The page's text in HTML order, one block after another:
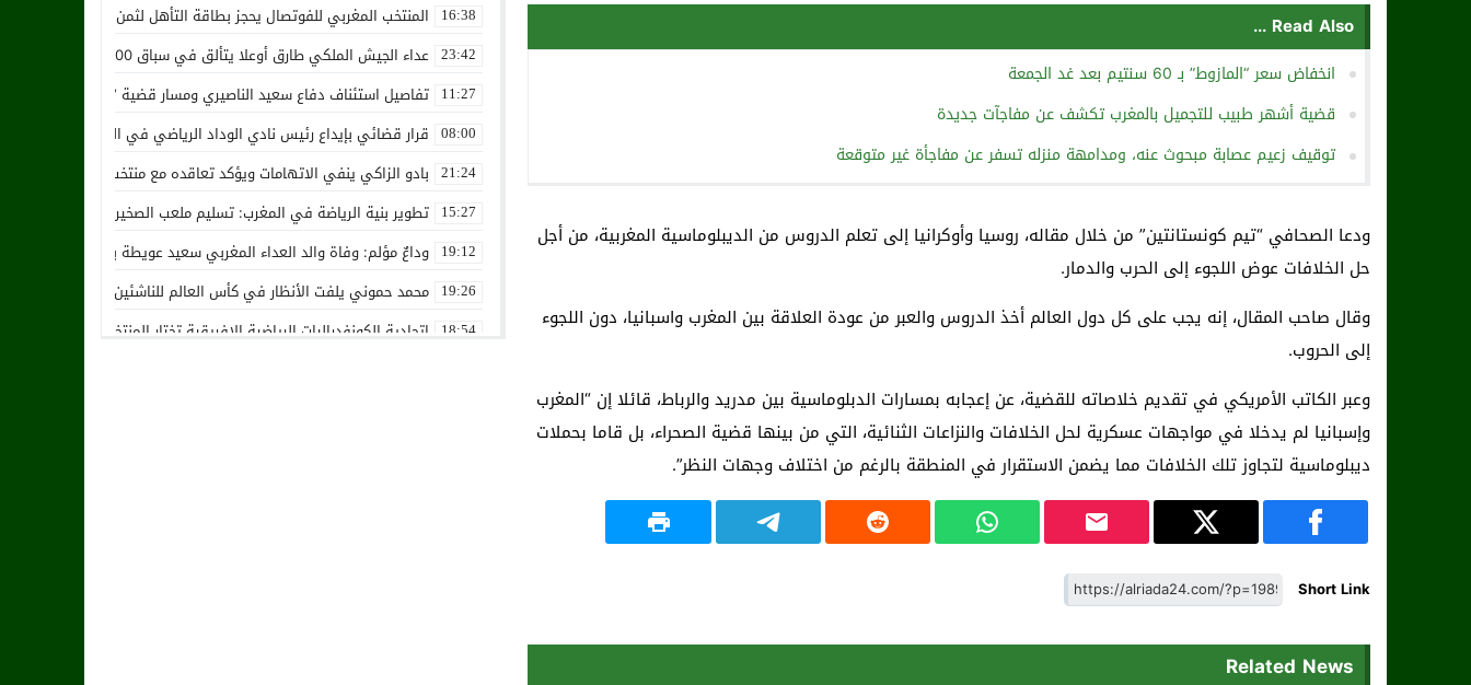
Read Also ...
انخفاض سعر “المازوط” بـ 60 سنتيم بعد غد الجمعة
قضية أشهر طبيب للتجميل بالمغرب تكشف عن مفاجآت جديدة
توقيف زعيم عصابة مبحوث عنه، ومدامهة منزله تسفر عن مفاجأة غير متوقعة
ودعا الصحافي “تيم كونستانتين” من خلال مقاله، روسيا وأوكرانيا إلى تعلم الدروس من الديبلوماسية المغربية، من أجل
حل الخلافات عوض اللجوء إلى الحرب والدمار.
وقال صاحب المقال، إنه يجب على كل دول العالم أخذ الدروس والعبر من عودة العلاقة بين المغرب واسبانيا، دون اللجوء
إلى الحروب.
وعبر الكاتب الأمريكي في تقديم خلاصاته للقضية، عن إعجابه بمسارات الدبلوماسية بين مدريد والرباط، قائلا إن “المغرب
وإسبانيا لم يدخلا في مواجهات عسكرية لحل الخلافات والنزاعات الثنائية، التي من بينها قضية الصحراء، بل قاما بحملات
ديبلوماسية لتجاوز تلك الخلافات مما يضمن الاستقرار في المنطقة بالرغم من اختلاف وجهات النظر”.
Short Link
Related News
16:38 المنتخب المغربي للفوتصال يحجز بطاقة التأهل لثمن نهائي مونديال
23:42 عداء الجيش الملكي طارق أوعلا يتألق في سباق 4200 متر بمدينة سلا
11:27 تفاصيل استئناف دفاع سعيد الناصيري ومسار قضية ‘بارون المخدرات
08:00 قرار قضائي بإيداع رئيس نادي الوداد الرياضي في السجن في قضية
21:24 بادو الزاكي ينفي الاتهامات ويؤكد تعاقده مع منتخب النيجر دون تكفل
15:27 تطوير بنية الرياضة في المغرب: تسليم ملعب الصخيرات بالعشب
19:12 وداعٌ مؤلم: وفاة والد العداء المغربي سعيد عويطة بعد صراع طويل
19:26 محمد حموني يلفت الأنظار في كأس العالم للناشئين ويثير اهتمام
18:54 اتحادية الكونفدراليات الرياضية الإفريقية تختار المنتخب الوطني